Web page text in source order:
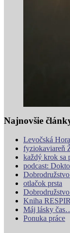
Najnovšie
Levočská Hora
fyziokaviareň
každý krok sa
podcast:
otlačok prsta
Kniha
Máj lásky
Ponuka práce